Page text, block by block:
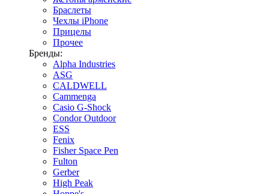
Браслеты
Чехлы iPhone
Прицелы
Прочее
Бренды:
Alpha Industries
ASG
CALDWELL
Cammenga
Casio G-Shock
Condor Outdoor
ESS
Fenix
Fisher Space Pen
Fulton
Gerber
High Peak